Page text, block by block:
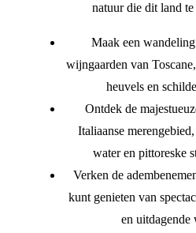
natuur die dit land
Maak een
wijngaarden van
heuvels en
Ontdek de
Italiaanse
water en pittoreske
Verken de
kunt genieten van
en uitdagende